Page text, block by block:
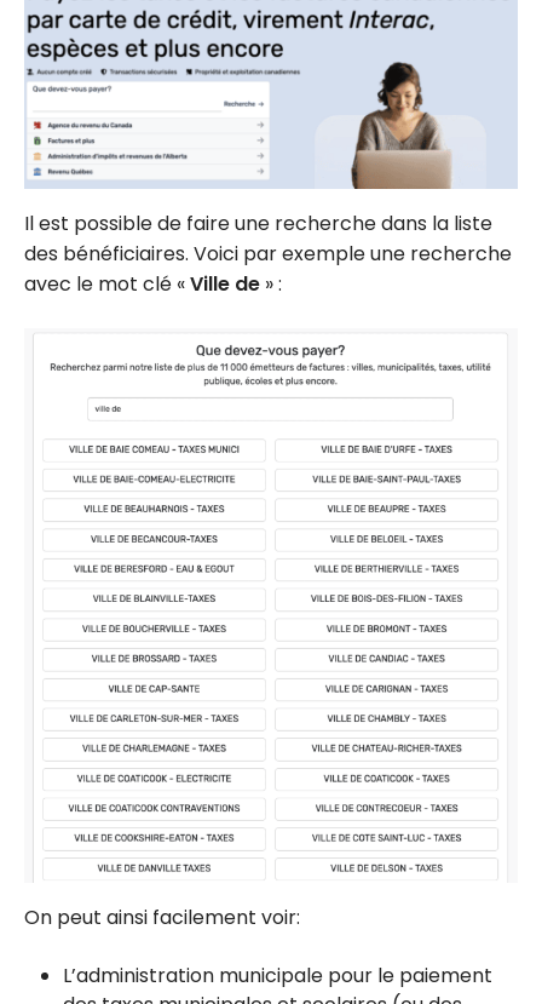
Il est possible de faire une recherche dans la liste
des bénéficiaires. Voici par exemple une recherche
avec le mot clé «Ville de » :
On peut ainsi facilement voir:
L’administration municipale pour le paiement